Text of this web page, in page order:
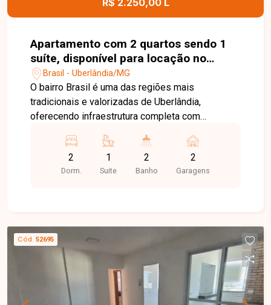
bairro Vigilato Pereira. Agende uma visita e venha
R$ 2.250,00 L
Apartamento com 2 quartos sendo 1
suíte, disponível para locação no
bairro Brasil em Uberlândia-MG
Brasil - Uberlândia/MG
O bairro Brasil é uma das regiões mais
tradicionais e valorizadas de Uberlândia,
oferecendo infraestrutura completa com
e diversos comércios. Sua localização
estratégica proporciona fácil acesso ao Centro e
a importantes avenidas da cidade, garantindo
planejados, sendo 1 suíte, banheiro social,
cozinha planejada com armários e fogão cooktop,
área de serviço, interfone, elevador e vaga de
garagem. Os ambientes foram projetados para
proporcionar conforto, funcionalidade e
2
Dorm.
1
Suite
2
Banho
2
Garagens
Cód. 52695